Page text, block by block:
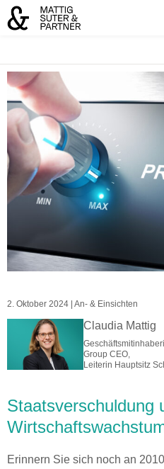
2. Oktober 2024 | An- & Einsichten
Claudia Mattig
Group CEO,
Leiterin Hauptsitz
Staatsverschuldung
Erinnern Sie sich noch an